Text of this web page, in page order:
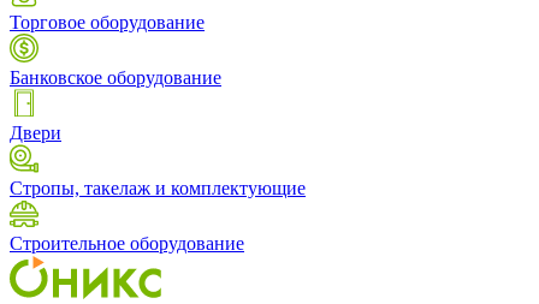
Торговое оборудование
Банковское оборудование
Двери
Стропы, такелаж и комплектующие
Строительное оборудование